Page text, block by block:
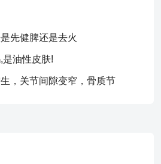
先健脾还是去火
是油性皮肤!
，关节间隙变窄，骨质节